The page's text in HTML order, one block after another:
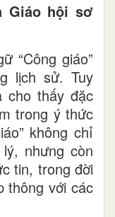
Giáo hội sơ
“Công giáo”
lịch sử. Tuy
cho thấy đặc
trong ý thức
không chỉ
nhưng còn
tin, trong đời
thông với các